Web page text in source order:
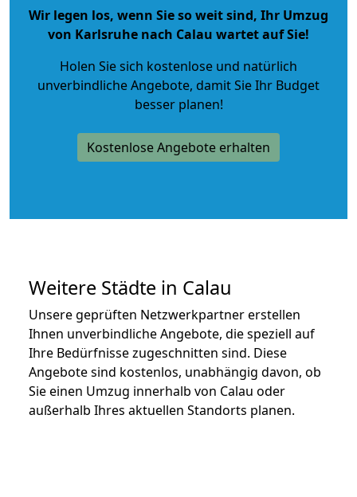
Wir legen los, wenn Sie so weit sind, Ihr Umzug
von Karlsruhe nach Calau wartet auf Sie!
Holen Sie sich kostenlose und natürlich
unverbindliche Angebote, damit Sie Ihr Budget
besser planen!
Kostenlose Angebote erhalten
Weitere Städte in Calau
Unsere geprüften Netzwerkpartner erstellen
Ihnen unverbindliche Angebote, die speziell auf
Ihre Bedürfnisse zugeschnitten sind. Diese
Angebote sind kostenlos, unabhängig davon, ob
Sie einen Umzug innerhalb von Calau oder
außerhalb Ihres aktuellen Standorts planen.